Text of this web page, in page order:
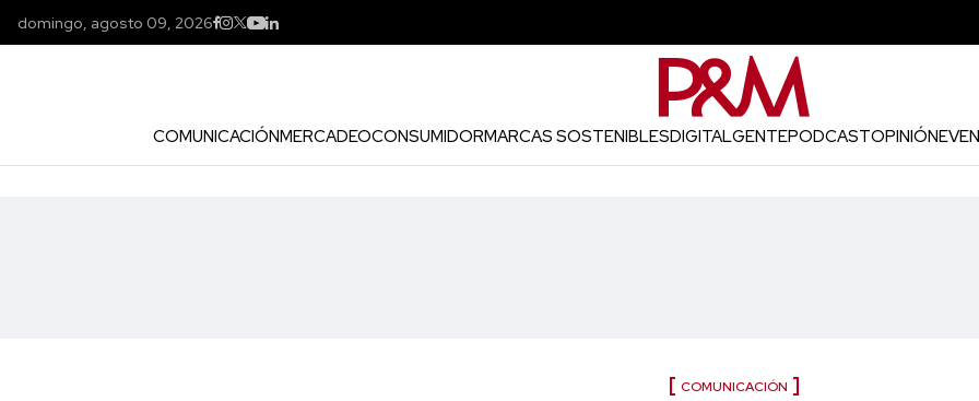
domingo, agosto 09, 2026
COMUNICACIÓNMERCADEOCONSUMIDORMARCAS SOSTENIBLESDIGITALGENTEPODCASTOPINIÓN
COMUNICACIÓN